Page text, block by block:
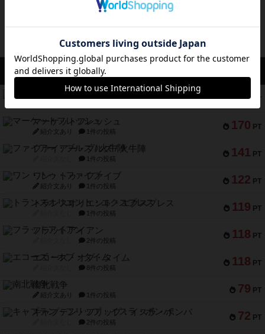
アクセス数 急上昇中
552 PT
リワイルド：サウスアメリカ
170 PT
マーケットフレッシュ
紹介文あり 1件の投稿
141 PT
ファイアー・ブルズ / 火牛陣
1件の投稿
122 PT
ワン・トゥ・ファイブ
紹介文あり 1件の投稿
119 PT
トランスオリエント・エクスプレス
1件の投稿
118 PT
フラットアイアン
2件の投稿
118 PT
エコーズ・オブ・タイム
8件の投稿
79 PT
南北戦争
紹介文あり 1件の投稿
72 PT
キャプテン・フリップ：イスラ・ボンバ
2件の投稿